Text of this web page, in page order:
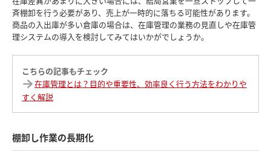
斉棚卸を行う必要があり、売上が一時的に落ちる可能性があります。
商品の入出庫が多い倉庫の場合は、在庫管理の業務の見直しや在庫管
理システムの導入を検討してみてはいかがでしょうか。
こちらの記事もチェック
在庫管理とは？目的や重要性、効率良く行う方法をわかりや
すく解説
棚卸し作業の長期化